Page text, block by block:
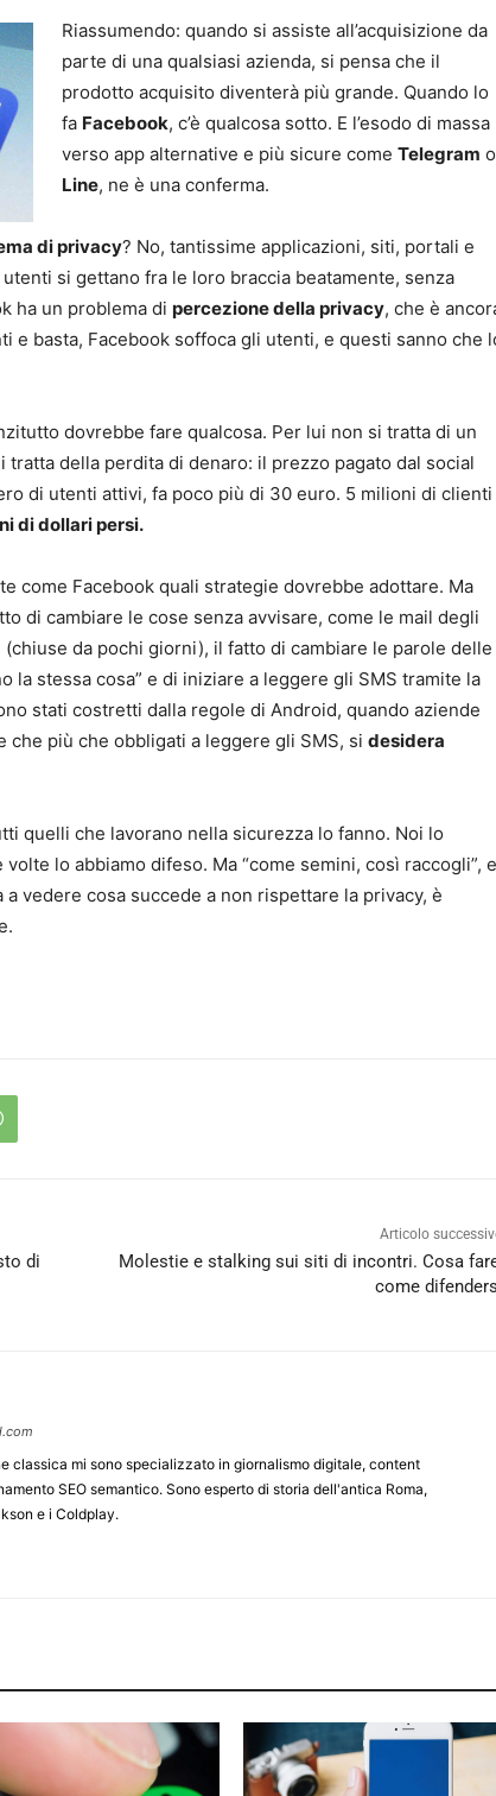
Riassumendo: quando si assiste all’acquisizione da
parte di una qualsiasi azienda, si pensa che il
prodotto acquisito diventerà più grande. Quando lo
fa Facebook, c’è qualcosa sotto. E l’esodo di massa
verso app alternative e più sicure come Telegram o
Line, ne è una conferma.
di privacy? No, tantissime applicazioni, siti, portali e
si gettano fra le loro braccia beatamente, senza
ha un problema di percezione della privacy, che è
e basta, Facebook soffoca gli utenti, e questi sanno che
dovrebbe fare qualcosa. Per lui non si tratta di un
della perdita di denaro: il prezzo pagato dal social
di utenti attivi, fa poco più di 30 euro. 5 milioni di clienti
di dollari persi.
come Facebook quali strategie dovrebbe adottare. Ma
di cambiare le cose senza avvisare, come le mail degli
(chiuse da pochi giorni), il fatto di cambiare le parole delle
la stessa cosa” e di iniziare a leggere gli SMS tramite la
stati costretti dalla regole di Android, quando aziende
che più che obbligati a leggere gli SMS, si desidera
quelli che lavorano nella sicurezza lo fanno. Noi lo
lo abbiamo difeso. Ma “come semini, così raccogli”, e
vedere cosa succede a non rispettare la privacy, è
di
Articolo
Molestie e stalking sui siti di incontri. Cosa
come
classica mi sono specializzato in giornalismo digitale, content
SEO semantico. Sono esperto di storia dell'antica Roma,
e i Coldplay.